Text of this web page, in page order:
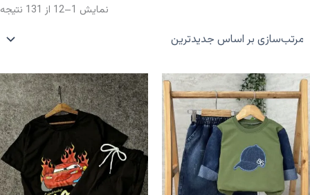
نمایش 1–12 از 131 نتیجه